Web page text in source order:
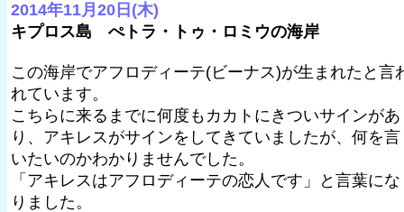
2014年11月20日(木)
キプロス島 ぺトラ・トゥ・ロミウの海岸
この海岸でアフロディーテ(ビーナス)が生まれたと言
れています。
こちらに来るまでに何度もカカトにきついサインがあ
り、アキレスがサインをしてきていましたが、何を言
いたいのかわかりませんでした。
「アキレスはアフロディーテの恋人です」と言葉にな
りました。